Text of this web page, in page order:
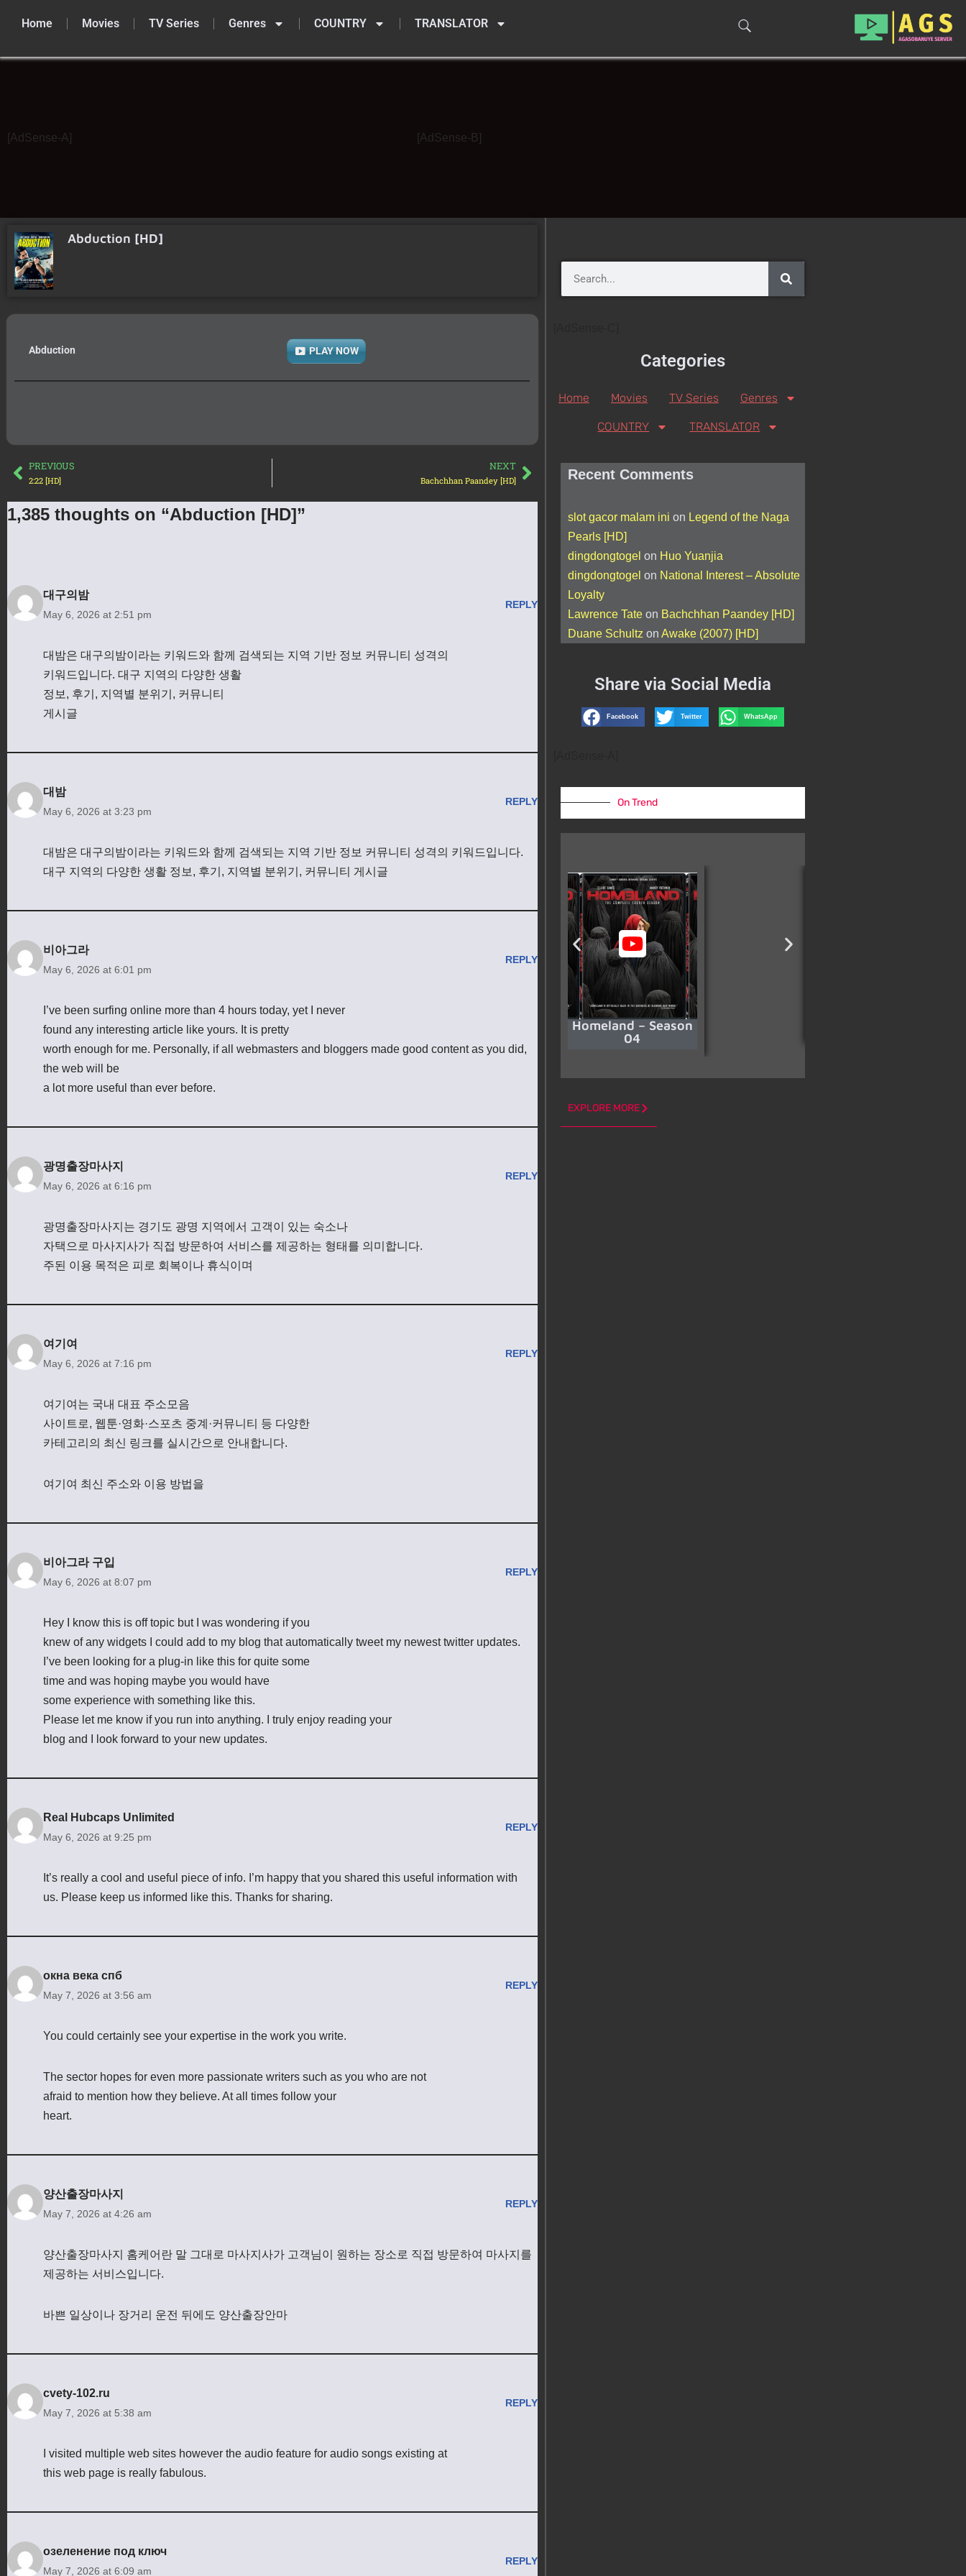
to
Home Movies TV Series Genres COUNTRY TRANSLATOR
[AdSense-A] [AdSense-B]
Abduction [HD]
Abduction PLAY NOW
PREVIOUS
2:22 [HD]
NEXT
Bachchhan Paandey [HD]
1,385 thoughts on “Abduction [HD]”
대구의밤
May 6, 2026 at 2:51 pm
REPLY
대밤은 대구의밤이라는 키워드와 함께 검색되는 지역 기반 정보 커뮤니티 성격의
키워드입니다. 대구 지역의 다양한 생활
정보, 후기, 지역별 분위기, 커뮤니티
게시글
대밤
May 6, 2026 at 3:23 pm
REPLY
대밤은 대구의밤이라는 키워드와 함께 검색되는 지역 기반 정보 커뮤니티 성격의 키워드입니다.
대구 지역의 다양한 생활 정보, 후기, 지역별 분위기, 커뮤니티 게시글
비아그라
May 6, 2026 at 6:01 pm
REPLY
I’ve been surfing online more than 4 hours today, yet I never
found any interesting article like yours. It is pretty
worth enough for me. Personally, if all webmasters and bloggers made good content as you did,
the web will be
a lot more useful than ever before.
광명출장마사지
May 6, 2026 at 6:16 pm
REPLY
광명출장마사지는 경기도 광명 지역에서 고객이 있는 숙소나
자택으로 마사지사가 직접 방문하여 서비스를 제공하는 형태를 의미합니다.
주된 이용 목적은 피로 회복이나 휴식이며
여기여
May 6, 2026 at 7:16 pm
REPLY
여기여는 국내 대표 주소모음
사이트로, 웹툰·영화·스포츠 중계·커뮤니티 등 다양한
카테고리의 최신 링크를 실시간으로 안내합니다.
여기여 최신 주소와 이용 방법을
비아그라 구입
May 6, 2026 at 8:07 pm
REPLY
Hey I know this is off topic but I was wondering if you
knew of any widgets I could add to my blog that automatically tweet my newest twitter updates.
I’ve been looking for a plug-in like this for quite some
time and was hoping maybe you would have
some experience with something like this.
Please let me know if you run into anything. I truly enjoy reading your
blog and I look forward to your new updates.
Real Hubcaps Unlimited
May 6, 2026 at 9:25 pm
REPLY
It’s really a cool and useful piece of info. I’m happy that you shared this useful information with
us. Please keep us informed like this. Thanks for sharing.
окна века спб
May 7, 2026 at 3:56 am
REPLY
You could certainly see your expertise in the work you write.
The sector hopes for even more passionate writers such as you who are not
afraid to mention how they believe. At all times follow your
heart.
양산출장마사지
May 7, 2026 at 4:26 am
REPLY
양산출장마사지 홈케어란 말 그대로 마사지사가 고객님이 원하는 장소로 직접 방문하여 마사지를
제공하는 서비스입니다.
바쁜 일상이나 장거리 운전 뒤에도 양산출장안마
cvety-102.ru
May 7, 2026 at 5:38 am
REPLY
I visited multiple web sites however the audio feature for audio songs existing at
this web page is really fabulous.
озеленение под ключ
May 7, 2026 at 6:09 am
REPLY
Categories
Home Movies TV Series Genres
COUNTRY TRANSLATOR
Recent Comments
slot gacor malam ini on Legend of the Naga
Pearls [HD]
dingdongtogel on Huo Yuanjia
dingdongtogel on National Interest – Absolute
Loyalty
Lawrence Tateon Bachchhan Paandey [HD]
Duane Schultz on Awake (2007) [HD]
Share via Social Media
Facebook Twitter WhatsApp
On Trend
Homeland – Season
04
EXPLORE MORE